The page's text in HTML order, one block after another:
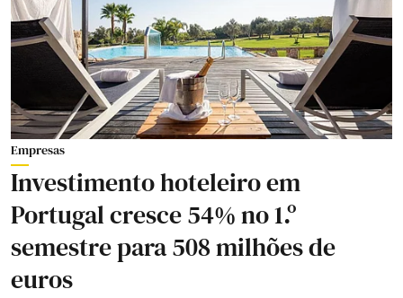
Empresas
Investimento hoteleiro em
Portugal cresce 54% no 1.º
semestre para 508 milhões de
euros